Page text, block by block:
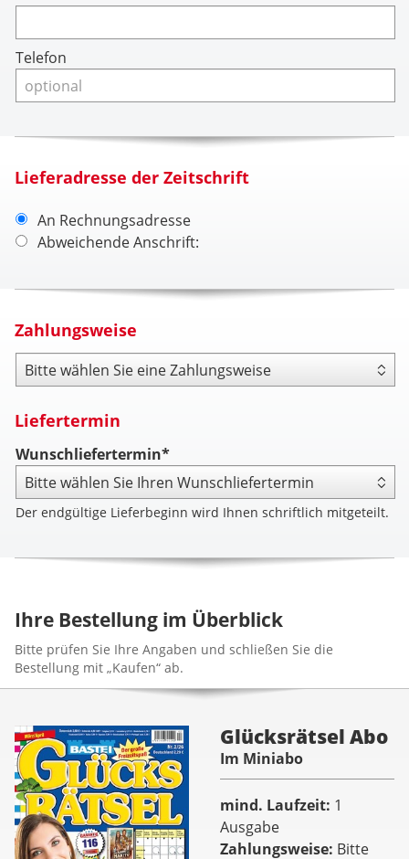
Telefon
Lieferadresse der Zeitschrift
An Rechnungsadresse
Abweichende Anschrift:
Zahlungsweise
Zahlungsweise
Liefertermin
Wunschliefertermin*
Der endgültige Lieferbeginn wird Ihnen schriftlich mitgeteilt.
Ihre Bestellung im Überblick
Bitte prüfen Sie Ihre Angaben und schließen Sie die
Bestellung mit „Kaufen“ ab.
Glücksrätsel Abo
Im Miniabo
mind. Laufzeit 1
Ausgabe
Zahlungsweise Bitte